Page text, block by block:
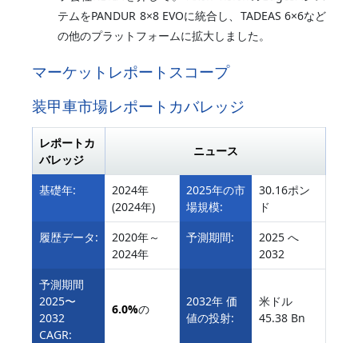
テムをPANDUR 8×8 EVOに統合し、TADEAS 6×6など
の他のプラットフォームに拡大しました。
マーケットレポートスコープ
装甲車市場レポートカバレッジ
レポートカ
バレッジ
ニュース
基礎年:
2024年
(2024年)
2025年の市
場規模:
30.16ポン
ド
履歴データ:
2020年～
2024年
予測期間:
2025 へ
2032
予測期間
2025〜
2032
CAGR:
6.0%の
2032年 価
値の投射:
米ドル
45.38 Bn